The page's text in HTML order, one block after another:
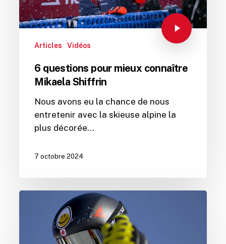
Articles Vidéos
6 questions pour mieux connaître
Mikaela Shiffrin
Nous avons eu la chance de nous
entretenir avec la skieuse alpine la
plus décorée…
7 octobre 2024